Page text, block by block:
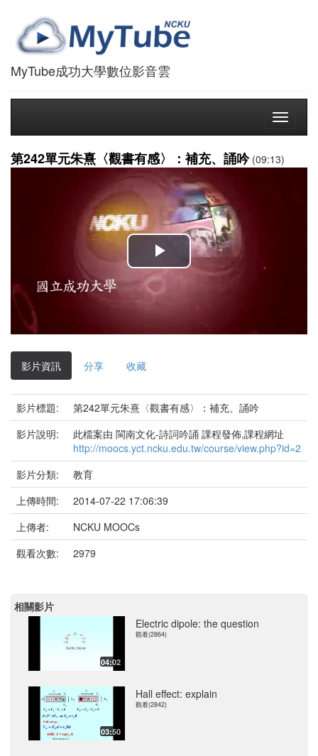
MyTube成功大學數位影音雲
Toggle
第242單元朱熹〈觀書有感〉：補充、誦吟(09:13)
播
放
影
影片資訊 分享 收藏
影片標題:
第242單元朱熹〈觀書有感〉：補充、誦吟
影片說明:
此檔案由 閩南文化-詩詞吟誦 課程發佈,課程網址
http://moocs.yct.ncku.edu.tw/course/view.php?id=2
影片分類:
教育
上傳時間:
2014-07-22 17:06:39
上傳者:
NCKU MOOCs
觀看次數:
2979
相關影片
04:02
Electric dipole: the question
觀看(2864)
03:50
Hall effect: explain
觀看(2842)